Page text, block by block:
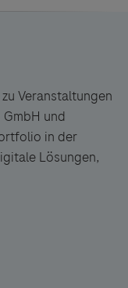
Veranstaltungen
und
in der
Lösungen,